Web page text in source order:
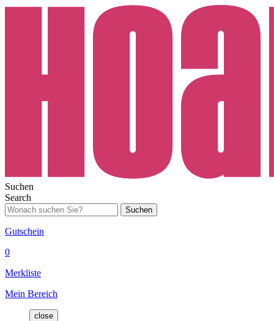
Suchen
Search
Suchen
Gutschein
0
Merkliste
Mein Bereich
close